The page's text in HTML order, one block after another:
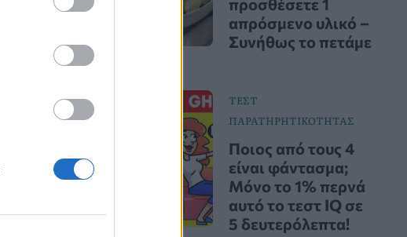
προσθέσετε 1
απρόσμενο υλικό –
Συνήθως το πετάμε
ΤΕΣΤ
ΠΑΡΑΤΗΡΗΤΙΚΟΤΗΤΑΣ
Ποιος από τους 4
είναι φάντασμα;
Μόνο το 1% περνά
αυτό το τεστ IQ σε
5 δευτερόλεπτα!